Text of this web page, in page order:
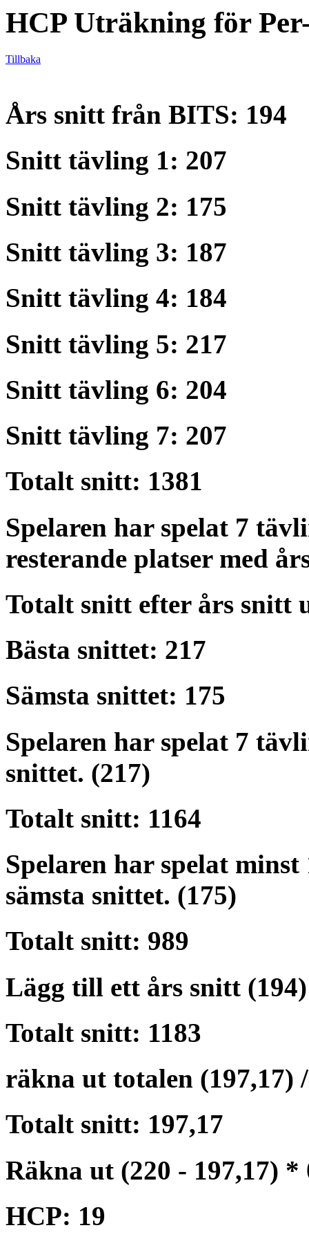
HCP Uträkning för
Tillbaka
Års snitt från BITS: 194
Snitt tävling 1: 207
Snitt tävling 2: 175
Snitt tävling 3: 187
Snitt tävling 4: 184
Snitt tävling 5: 217
Snitt tävling 6: 204
Snitt tävling 7: 207
Totalt snitt: 1381
Spelaren har spelat 7
resterande platser med
Totalt snitt efter års snitt
Bästa snittet: 217
Sämsta snittet: 175
Spelaren har spelat 7
snittet. (217)
Totalt snitt: 1164
Spelaren har spelat
sämsta snittet. (175)
Totalt snitt: 989
Lägg till ett års snitt (194)
Totalt snitt: 1183
räkna ut totalen (197,17)
Totalt snitt: 197,17
Räkna ut (220 - 197,17) *
HCP: 19